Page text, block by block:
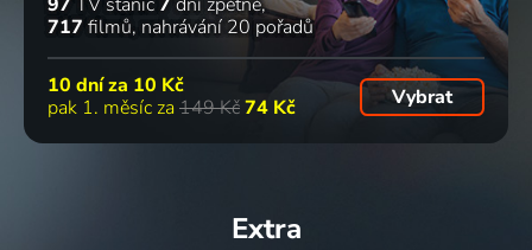
717 filmů nahrávání 20 pořadů
10 dní za 10 Kč
pak 1. měsíc za 149 Kč74 Kč Vybrat
Extra